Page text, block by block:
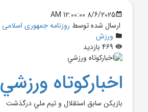
8/6/2025 12:00:00 AM
ارسال شده توسط روزنامه جمهوری اسلامی
ورزش
اخبارکوتاه ورزشي
بازيکن سابق استقلال و تيم ملي درگذشت